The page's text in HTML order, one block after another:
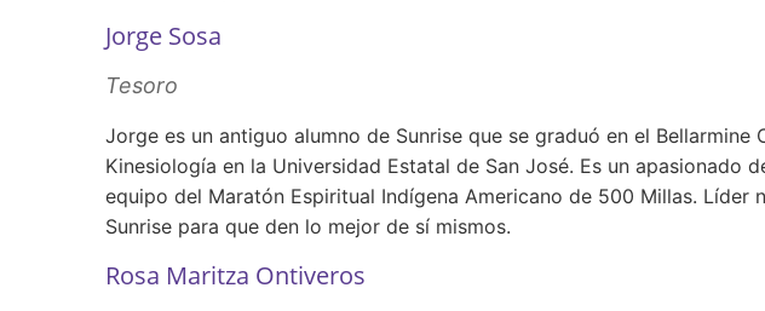
Jorge Sosa
Tesoro
Jorge es un antiguo alumno de Sunrise que se graduó en el Bellarmine
Kinesiología en la Universidad Estatal de San José. Es un apasionado
equipo del Maratón Espiritual Indígena Americano de 500 Millas. Líder
Sunrise para que den lo mejor de sí mismos.
Rosa Maritza Ontiveros